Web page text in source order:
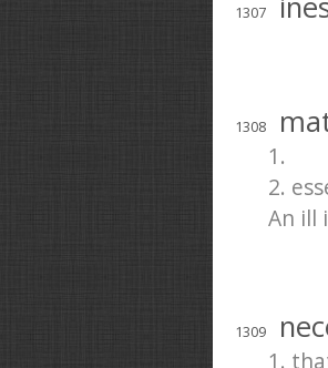
1307
1308
1.
2.
An ill
1309
1.